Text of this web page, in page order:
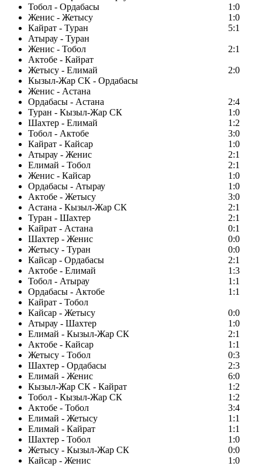
Тобол - Ордабасы
1:0
Женис - Жетысу
1:0
Кайрат - Туран
5:1
Атырау - Туран
Женис - Тобол
2:1
Актобе - Кайрат
Жетысу - Елимай
2:0
Кызыл-Жар СК - Ордабасы
Женис - Астана
Ордабасы - Астана
2:4
Туран - Кызыл-Жар СК
1:0
Шахтер - Елимай
1:2
Тобол - Актобе
3:0
Кайрат - Кайсар
1:0
Атырау - Женис
2:1
Елимай - Тобол
2:1
Женис - Кайсар
1:0
Ордабасы - Атырау
1:0
Актобе - Жетысу
3:0
Астана - Кызыл-Жар СК
2:1
Туран - Шахтер
2:1
Кайрат - Астана
0:1
Шахтер - Женис
0:0
Жетысу - Туран
0:0
Кайсар - Ордабасы
2:1
Актобе - Елимай
1:3
Тобол - Атырау
1:1
Ордабасы - Актобе
1:1
Кайрат - Тобол
Кайсар - Жетысу
0:0
Атырау - Шахтер
1:0
Елимай - Кызыл-Жар СК
2:1
Актобе - Кайсар
1:1
Жетысу - Тобол
0:3
Шахтер - Ордабасы
2:3
Елимай - Женис
6:0
Кызыл-Жар СК - Кайрат
1:2
Тобол - Кызыл-Жар СК
1:2
Актобе - Тобол
3:4
Елимай - Жетысу
1:1
Елимай - Кайрат
1:1
Шахтер - Тобол
1:0
Жетысу - Кызыл-Жар СК
0:0
Кайсар - Женис
1:0